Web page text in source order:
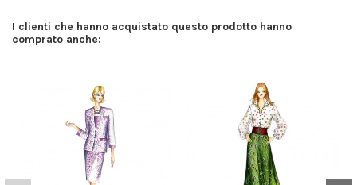
I clienti che hanno acquistato questo prodotto hanno
comprato anche: